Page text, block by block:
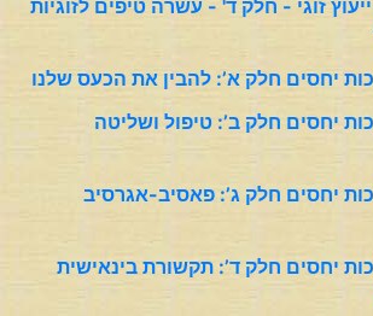
ייעוץ זוגי - חלק ד' - עשרה טיפים לזוגיות
יחסים חלק א’: להבין את הכעס שלנו
יחסים חלק ב’: טיפול ושליטה
יחסים חלק ג’: פאסיב-אגרסיב
יחסים חלק ד’: תקשורת בינאישית